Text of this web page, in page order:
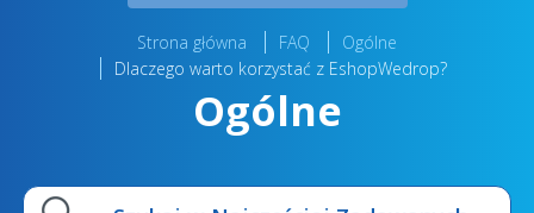
Strona główna FAQ
Ogólne
Dlaczego warto korzystać z EshopWedrop?
Ogólne